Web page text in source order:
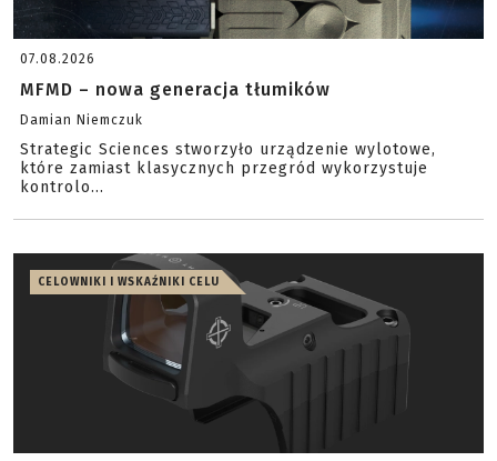
07.08.2026
MFMD – nowa generacja tłumików
Damian Niemczuk
Strategic Sciences stworzyło urządzenie wylotowe,
które zamiast klasycznych przegród wykorzystuje
kontrolo...
CELOWNIKI I WSKAŹNIKI CELU